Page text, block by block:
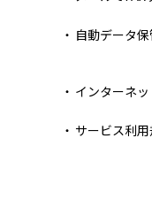
自動データ
インターネ
サービス利